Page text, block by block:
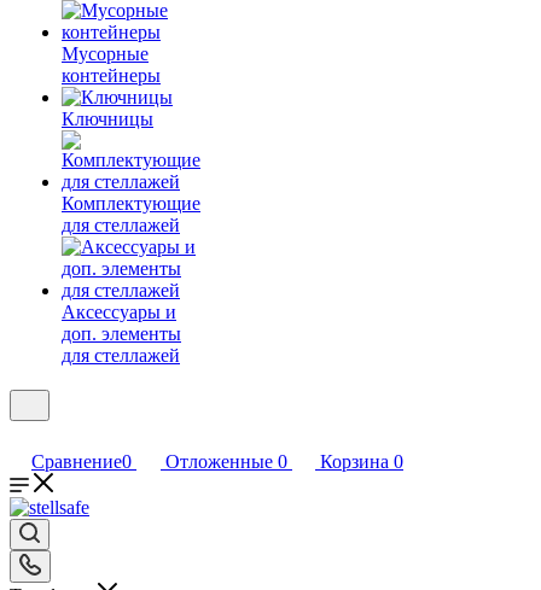
Мусорные
контейнеры
Ключницы
Комплектующие
для стеллажей
Аксессуары и
доп. элементы
для стеллажей
Сравнение0 Отложенные 0 Корзина 0